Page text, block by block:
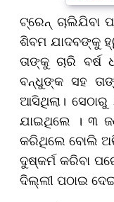
ଟ୍ରେନ୍ ଚାଲିଯିବା
ଶିବମ ଯାଦବଙ୍କୁ
ତାଙ୍କୁ ଚାରି
ବନ୍ଧୁଙ୍କ ସହ
ଆସିଥିଲା।
ଯାଇଥିଲେ । ୩
କରିଥିଲେ ବୋଲି
ଦୁଷ୍କର୍ମ କରିବା
ଦିଲ୍ଲୀ ପଠାଇ